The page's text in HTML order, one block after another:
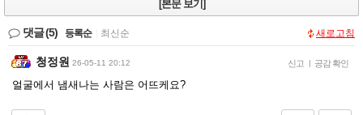
[본문 보기]
댓글(5) 등록순 최신순 새로고침
청정원 26-05-11 20:12 신고 | 공감 확인
얼굴에서 냄새나는 사람은 어뜨케요?